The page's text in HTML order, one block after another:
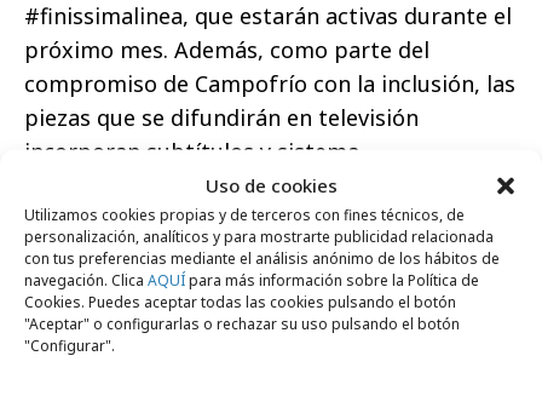
Uso de cookies
Utilizamos cookies propias y de terceros con fines técnicos, de
personalización, analíticos y para mostrarte publicidad relacionada
con tus preferencias mediante el análisis anónimo de los hábitos de
navegación. Clica AQUÍpara más información sobre la Política de
Cookies. Puedes aceptar todas las cookies pulsando el botón
"Aceptar" o configurarlas o rechazar su uso pulsando el botón
"Configurar".
#finissimalinea, que estarán activas durante el
próximo mes. Además, como parte del
compromiso de Campofrío con la inclusión, las
piezas que se difundirán en televisión
incorporan subtítulos y sistema
https://youtu.be/C3FUlSYRFWY